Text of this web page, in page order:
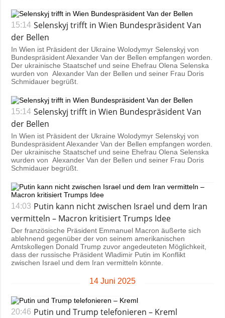
15:14 Selenskyj trifft in Wien Bundespräsident Van
der Bellen
In Wien ist Präsident der Ukraine Wolodymyr Selenskyj von
Bundespräsident Alexander Van der Bellen empfangen worden.
Der ukrainische Staatschef und seine Ehefrau Olena Selenska
wurden von Alexander Van der Bellen und seiner Frau Doris
Schmidauer begrüßt.
15:14 Selenskyj trifft in Wien Bundespräsident Van
der Bellen
In Wien ist Präsident der Ukraine Wolodymyr Selenskyj von
Bundespräsident Alexander Van der Bellen empfangen worden.
Der ukrainische Staatschef und seine Ehefrau Olena Selenska
wurden von Alexander Van der Bellen und seiner Frau Doris
Schmidauer begrüßt.
14:03 Putin kann nicht zwischen Israel und dem Iran
vermitteln – Macron kritisiert Trumps Idee
Der französische Präsident Emmanuel Macron äußerte sich
ablehnend gegenüber der von seinem amerikanischen
Amtskollegen Donald Trump zuvor angedeuteten Möglichkeit,
dass der russische Präsident Wladimir Putin im Konflikt
zwischen Israel und dem Iran vermitteln könnte.
14 Juni 2025
20:46 Putin und Trump telefonieren – Kreml